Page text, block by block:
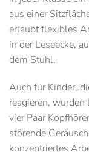
aus einer
erlaubt flexibles
in der Leseecke,
dem Stuhl.
Auch für Kinder,
reagieren, wurden
vier PaarKopfhörer
störende
konzentriertes